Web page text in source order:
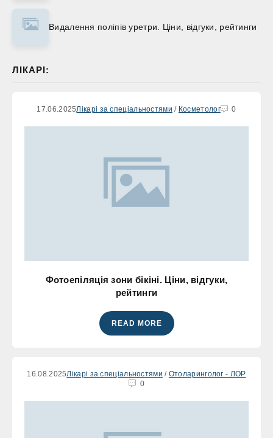
Видалення поліпів уретри. Ціни, відгуки, рейтинги
ЛІКАРІ:
17.06.2025Лікарі за спеціальностями / Косметолог 0
Фотоепіляція зони бікіні. Ціни, відгуки,
рейтинги
READ MORE
16.08.2025Лікарі за спеціальностями / Отоларинголог - ЛОР
0